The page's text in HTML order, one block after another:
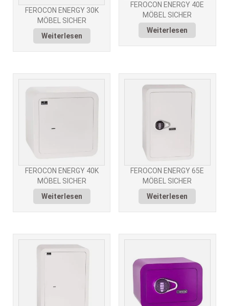
FEROCON ENERGY 30K
MÖBEL SICHER
Weiterlesen
FEROCON ENERGY 40E
MÖBEL SICHER
Weiterlesen
FEROCON ENERGY 40K
MÖBEL SICHER
Weiterlesen
FEROCON ENERGY 65E
MÖBEL SICHER
Weiterlesen